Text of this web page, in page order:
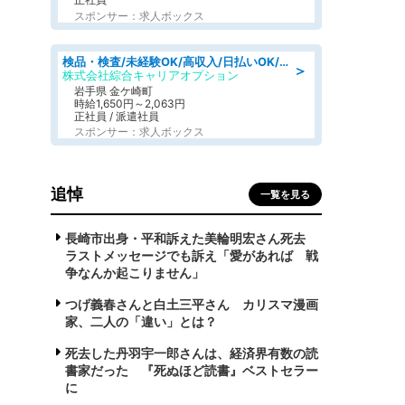
スポンサー：求人ボックス
＞
検品・検査/未経験OK/高収入/日払いOK/交替制/20・30・40代活躍中
株式会社綜合キャリアオプション
岩手県 金ケ崎町
時給1,650円～2,063円
正社員 / 派遣社員
スポンサー：求人ボックス
追悼 一覧を見る
長崎市出身・平和訴えた美輪明宏さん死去
ラストメッセージでも訴え「愛があれば 戦
争なんか起こりません」
つげ義春さんと白土三平さん カリスマ漫画
家、二人の「違い」とは？
死去した丹羽宇一郎さんは、経済界有数の読
書家だった 『死ぬほど読書』ベストセラー
に